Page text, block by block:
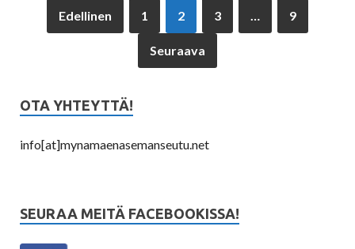
Edellinen 1 2 3 … 9
Seuraava
OTA YHTEYTTÄ!
info[at]mynamaenasemanseutu.net
SEURAA MEITÄ FACEBOOKISSA!